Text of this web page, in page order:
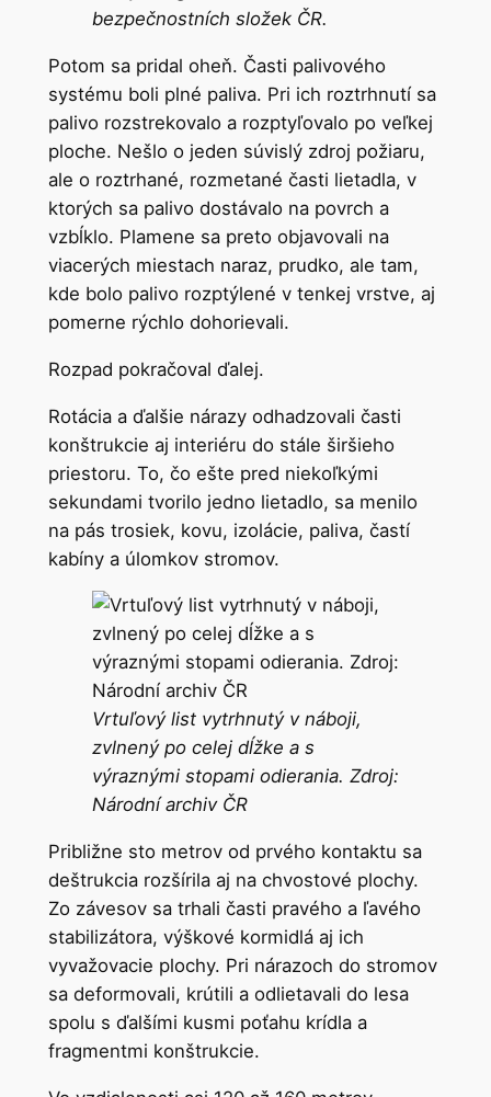
bezpečnostních složekČR.
Potom sa pridal oheň. Časti palivového
systému boli plné paliva. Pri ich roztrhnutí sa
palivo rozstrekovalo a rozptyľovalo po veľkej
ploche. Nešlo o jeden súvislý zdroj požiaru,
ale o roztrhané, rozmetané časti lietadla, v
ktorých sa palivo dostávalo na povrch a
vzbĺklo. Plamene sa preto objavovali na
viacerých miestach naraz, prudko, ale tam,
kde bolo palivo rozptýlené v tenkej vrstve, aj
pomerne rýchlo dohorievali.
Rozpad pokračoval ďalej.
Rotácia a ďalšie nárazy odhadzovali časti
konštrukcie aj interiéru do stále širšieho
priestoru. To, čo ešte pred niekoľkými
sekundami tvorilo jedno lietadlo, sa menilo
na pás trosiek, kovu, izolácie, paliva, častí
kabíny a úlomkov stromov.
Vrtuľový list vytrhnutý v náboji,
zvlnený po celej dĺžke a s
výraznými stopami odierania. Zdroj:
NárodníarchivČR
Približne sto metrov od prvého kontaktu sa
deštrukcia rozšírila aj na chvostové plochy.
Zo závesov sa trhali časti pravého a ľavého
stabilizátora, výškové kormidlá aj ich
vyvažovacie plochy. Pri nárazoch do stromov
sa deformovali, krútili a odlietavali do lesa
spolu s ďalšími kusmi poťahu krídla a
fragmentmi konštrukcie.